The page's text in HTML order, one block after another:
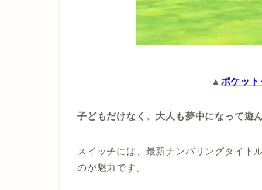
▲ ポケッ
子どもだけなく、大人も夢中になって遊
スイッチには、最新ナンバリングタイト
のが魅力です。